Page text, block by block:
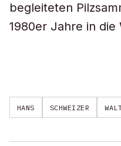
begleiteten
1980er Jahre in die
HANS SCHWEIZER